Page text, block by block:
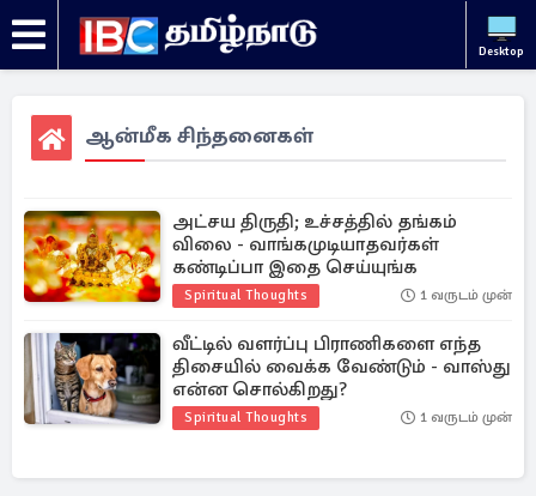
Desktop
ஆன்மீக சிந்தனைகள்
அட்சய திருதி; உச்சத்தில் தங்கம்
விலை - வாங்கமுடியாதவர்கள்
கண்டிப்பா இதை செய்யுங்க
Spiritual Thoughts 1 வருடம் முன்
வீட்டில் வளர்ப்பு பிராணிகளை எந்த
திசையில் வைக்க வேண்டும் - வாஸ்து
என்ன சொல்கிறது?
Spiritual Thoughts 1 வருடம் முன்